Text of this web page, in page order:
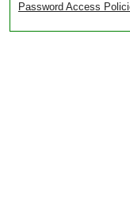
Password Access